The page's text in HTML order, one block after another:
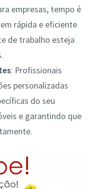
empresas, tempo é
rápida e eficiente
de trabalho esteja
: Profissionais
personalizadas
do seu
e garantindo que